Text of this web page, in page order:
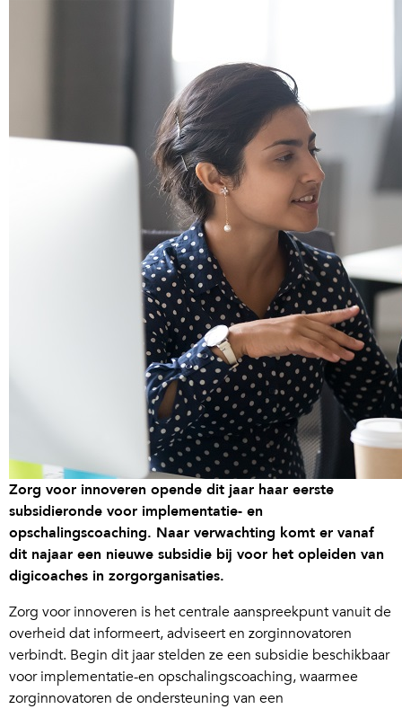
Zorg voor innoveren opende dit jaar haar eerste
subsidieronde voor implementatie- en
opschalingscoaching. Naar verwachting komt er vanaf
dit najaar een nieuwe subsidie bij voor het opleiden van
digicoaches in zorgorganisaties.
Zorg voor innoveren is het centrale aanspreekpunt vanuit de
overheid dat informeert, adviseert en zorginnovatoren
verbindt. Begin dit jaar stelden ze een subsidie beschikbaar
voor implementatie-en opschalingscoaching, waarmee
zorginnovatoren de ondersteuning van een